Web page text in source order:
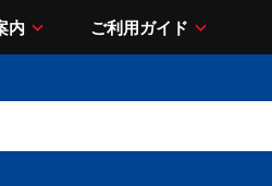
内 ご利用ガイド